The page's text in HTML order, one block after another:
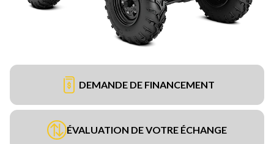
DEMANDE DE FINANCEMENT
ÉVALUATION DE VOTRE ÉCHANGE